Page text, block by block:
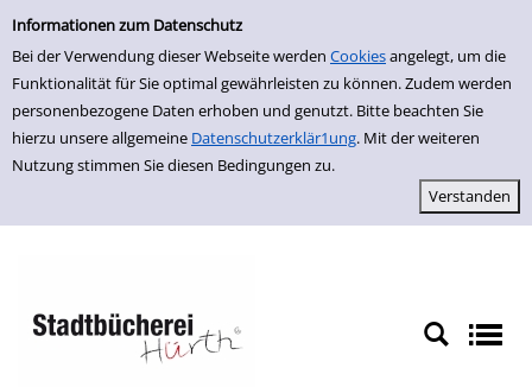
Einfache Suche
Informationen zum Datenschutz
Bei der Verwendung dieser Webseite werden Cookiesangelegt, um die
Funktionalität für Sie optimal gewährleisten zu können. Zudem werden
personenbezogene Daten erhoben und genutzt. Bitte beachten Sie
hierzu unsere allgemeine Datenschutzerklär1ung. Mit der weiteren
Nutzung stimmen Sie diesen Bedingungen zu.
zur Navigation springen
zum Inhalt springen
Zu den Suchfiltern springen
Zur Trefferliste springen